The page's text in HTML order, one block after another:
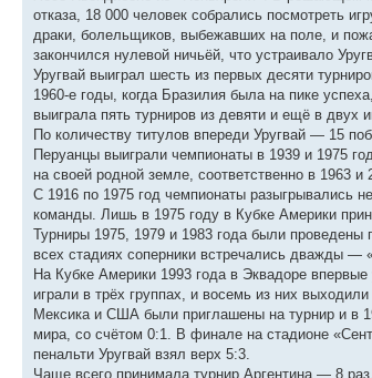
отказа, 18 000 человек собрались посмотреть
драки, болельщиков, выбежавших на поле, и
закончился нулевой ничьёй, что устраивало
Уругвай выиграл шесть из первых десяти
1960-е годы, когда Бразилия была на пике
выиграла пять турниров из девяти и ещё в двух
По количеству титулов впереди Уругвай — 15
Перуанцы выиграли чемпионаты в 1939 и 1975
на своей родной земле, соответственно в 1963 и
С 1916 по 1975 год чемпионаты разыгрывались
команды. Лишь в 1975 году в Кубке Америки
Турниры 1975, 1979 и 1983 года были проведены
всех стадиях соперники встречались дважды —
На Кубке Америки 1993 года в Эквадоре
играли в трёх группах, и восемь из них
Мексика и США были приглашены на турнир и в
мира, со счётом 0:1. В финале на стадионе
пенальти Уругвай взял верх 5:3.
Чаще всего принимала турнир Аргентина — 8